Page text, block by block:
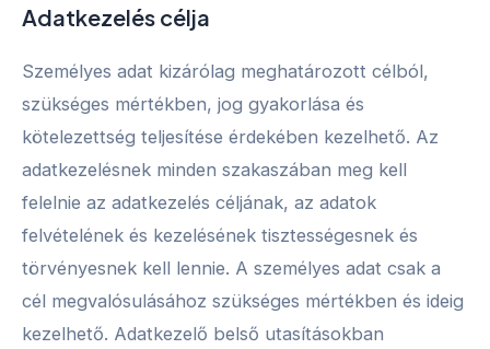
Adatkezelés célja
Személyes adat kizárólag meghatározott célból,
szükséges mértékben, jog gyakorlása és
kötelezettség teljesítése érdekében kezelhető. Az
adatkezelésnek minden szakaszában meg kell
felelnie az adatkezelés céljának, az adatok
felvételének és kezelésének tisztességesnek és
törvényesnek kell lennie. A személyes adat csak a
cél megvalósulásához szükséges mértékben és ideig
kezelhető. Adatkezelő belső utasításokban